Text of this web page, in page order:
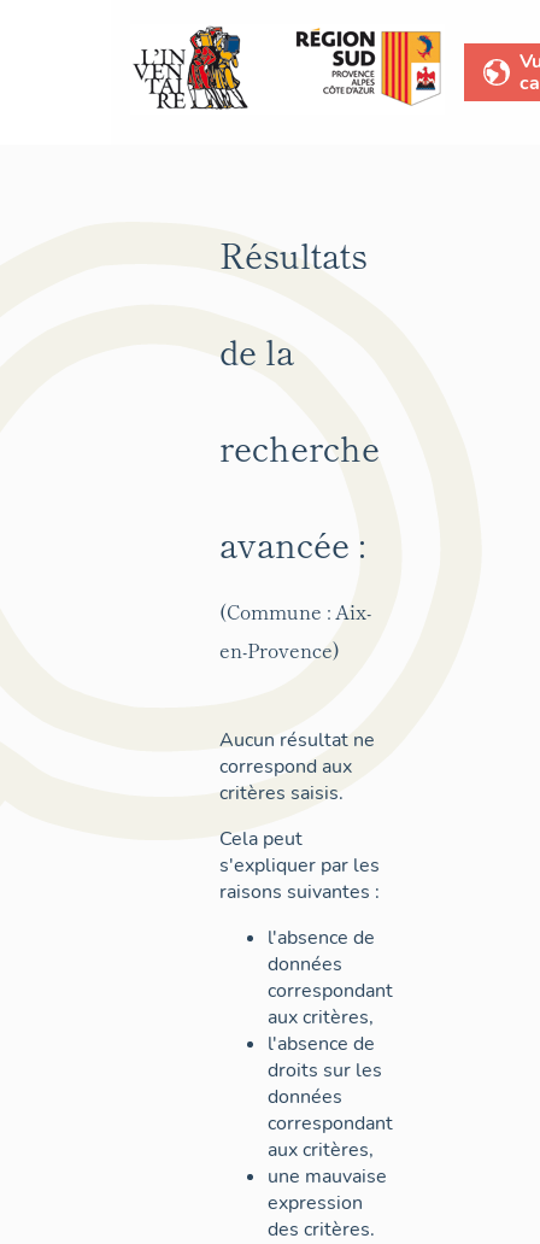
Résultats
de la
recherche
avancée :
(Commune : Aix-
en-Provence)
Aucun résultat ne
correspond aux
critères saisis.
Cela peut
s'expliquer par les
raisons suivantes :
l'absence de
données
correspondant
aux critères,
l'absence de
droits sur les
données
correspondant
aux critères,
une mauvaise
expression
des critères.